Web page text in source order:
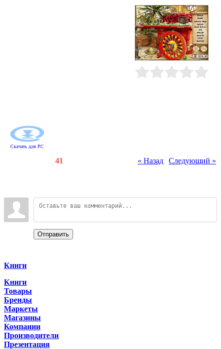
Скачать для PC
« Назад Следующий »
41
Отправить
Книги
Книги
Товары
Бренды
Маркеты
Магазины
Компании
Производители
Презентация